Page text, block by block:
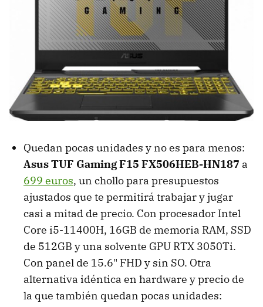
Quedan pocas unidades y no es para menos:
Asus TUF Gaming F15 FX506HEB-HN187 a
699 euros, un chollo para presupuestos
ajustados que te permitirá trabajar y jugar
casi a mitad de precio. Con procesador Intel
Core i5-11400H, 16GB de memoria RAM, SSD
de 512GB y una solvente GPU RTX 3050Ti.
Con panel de 15.6" FHD y sin SO. Otra
alternativa idéntica en hardware y precio de
la que también quedan pocas unidades: